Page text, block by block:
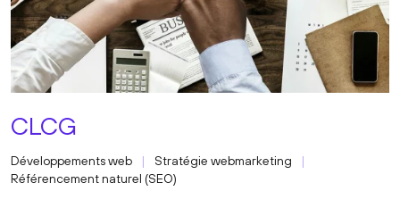
CLCG
Développements web
Stratégie webmarketing
Référencement naturel (SEO)